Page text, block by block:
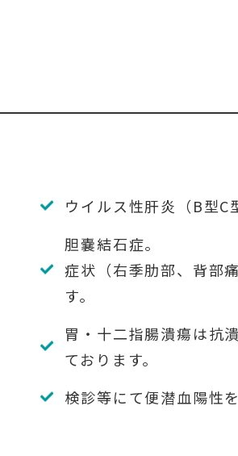
ウイルス性肝炎（B型
胆嚢結石症。
症状（右季肋部、背部
す。
胃・十二指腸潰瘍は抗
ております。
検診等にて便潜血陽性